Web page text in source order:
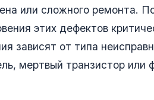
или сложного ремонта.
этих дефектов
зависят от типа
мертвый транзистор или